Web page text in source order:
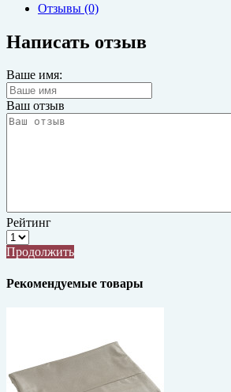
Отзывы (0)
Написать отзыв
Ваше имя:
Ваш отзыв
Рейтинг
Продолжить
Рекомендуемые товары